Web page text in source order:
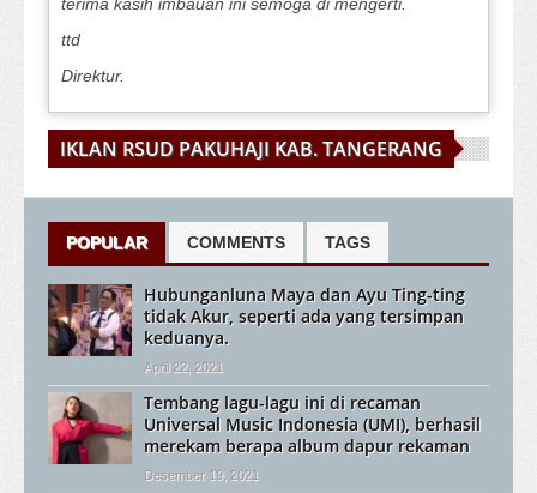
terima kasih imbauan ini semoga di mengerti.
ttd
Direktur.
IKLAN RSUD PAKUHAJI KAB. TANGERANG
POPULAR COMMENTS TAGS
Hubunganluna Maya dan Ayu Ting-ting
tidak Akur, seperti ada yang tersimpan
keduanya.
April 22, 2021
Tembang lagu-lagu ini di recaman
Universal Music Indonesia (UMI), berhasil
merekam berapa album dapur rekaman
Desember 19, 2021